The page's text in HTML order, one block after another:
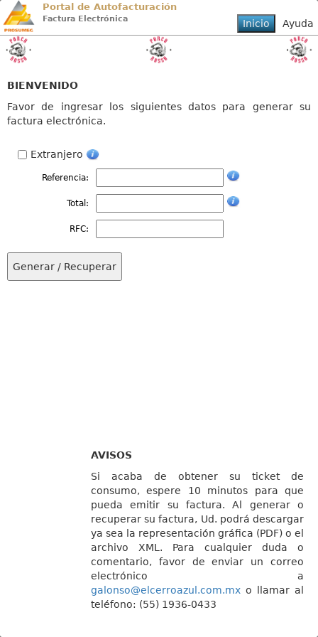
Portal de Autofacturación
Factura Electrónica
BIENVENIDO
Favor de ingresar los siguientes datos para generar su
factura electrónica.
Extranjero
Referencia:
Total:
RFC:
AVISOS
Si acaba de obtener su ticket de
consumo, espere 10 minutos para que
pueda emitir su factura. Al generar o
recuperar su factura, Ud. podrá descargar
ya sea la representación gráfica (PDF) o el
archivo XML. Para cualquier duda o
comentario, favor de enviar un correo
electrónico a
galonso@elcerroazul.com.mx o llamar al
teléfono: (55) 1936-0433